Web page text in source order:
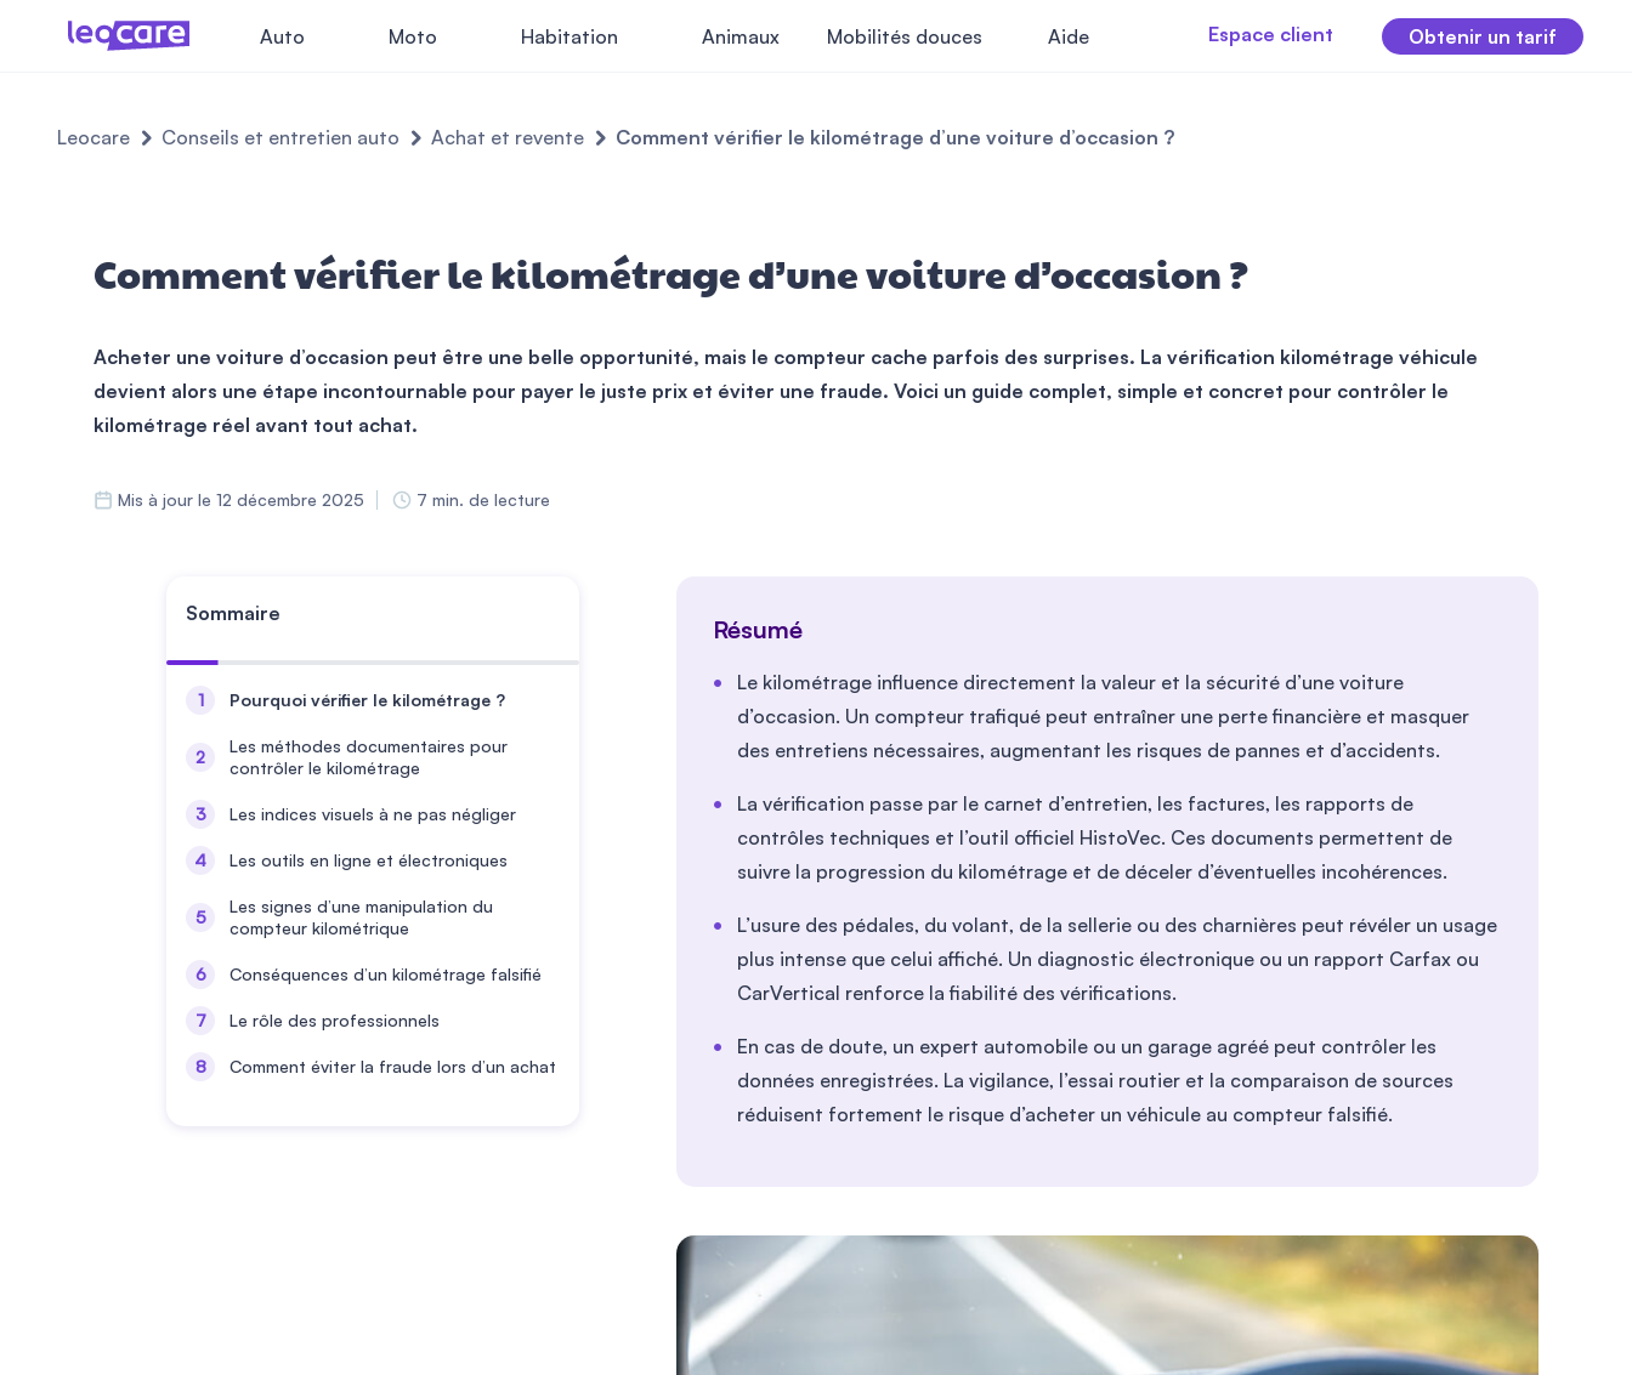
Auto Moto Habitation Animaux Mobilités douces Aide Espace client Obtenir un tarif
Leocare Conseils et entretien auto Achat et revente Comment vérifier le kilométrage d’une voiture d’occasion ?
Comment vérifier le kilométrage d’une voiture d’occasion ?
Acheter une voiture d’occasion peut être une belle opportunité, mais le compteur cache parfois des surprises. La vérification kilométrage véhicule
devient alors une étape incontournable pour payer le juste prix et éviter une fraude. Voici un guide complet, simple et concret pour contrôler le
kilométrage réel avant tout achat.
Mis à jour le 12 décembre 2025 7 min. de lecture
Sommaire
Pourquoi vérifier le kilométrage ?
Les méthodes documentaires pour
contrôler le kilométrage
Les indices visuels à ne pas négliger
Les outils en ligne et électroniques
Les signes d’une manipulation du
compteur kilométrique
Conséquences d’un kilométrage falsifié
Le rôle des professionnels
Comment éviter la fraude lors d’un achat
Résumé
Le kilométrage influence directement la valeur et la sécurité d’une voiture
d’occasion. Un compteur trafiqué peut entraîner une perte financière et masquer
des entretiens nécessaires, augmentant les risques de pannes et d’accidents.
La vérification passe par le carnet d’entretien, les factures, les rapports de
contrôles techniques et l’outil officiel HistoVec. Ces documents permettent de
suivre la progression du kilométrage et de déceler d’éventuelles incohérences.
L’usure des pédales, du volant, de la sellerie ou des charnières peut révéler un usage
plus intense que celui affiché. Un diagnostic électronique ou un rapport Carfax ou
CarVertical renforce la fiabilité des vérifications.
En cas de doute, un expert automobile ou un garage agréé peut contrôler les
données enregistrées. La vigilance, l’essai routier et la comparaison de sources
réduisent fortement le risque d’acheter un véhicule au compteur falsifié.